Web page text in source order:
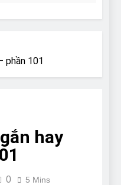
Snore?
Minimize It!
It!
Guide to What
(and can’t) Eat
phần 101
hay
0 5 Mins